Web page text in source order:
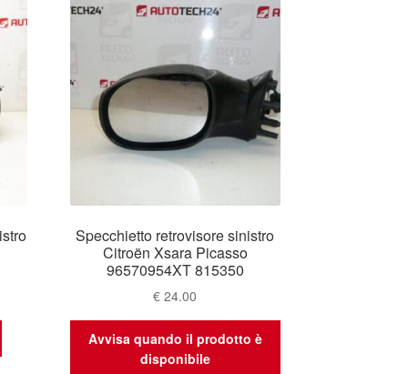
Specchietto retrovisore sinistro
Citroën Xsara Picasso
96570954XT 815350
€ 24.00
Avvisa quando il prodotto è
disponibile